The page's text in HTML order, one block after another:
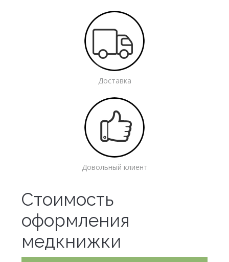
Доставка
Довольный клиент
Стоимость
оформления
медкнижки